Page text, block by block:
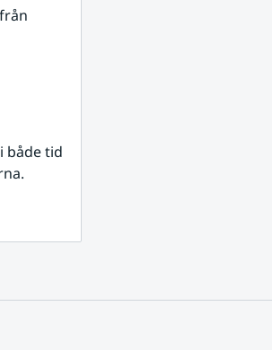
både tid